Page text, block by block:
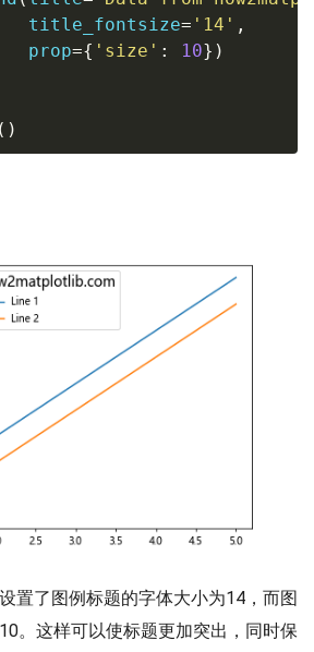
title_fontsize
= '14' ,
prop
={ 'size' : 10} )
)
置了图例标题的字体大小为14，而图
。这样可以使标题更加突出，同时保